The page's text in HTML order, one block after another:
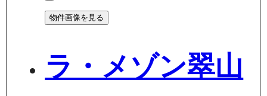
物件画像を見る
ラ・メゾン翠山